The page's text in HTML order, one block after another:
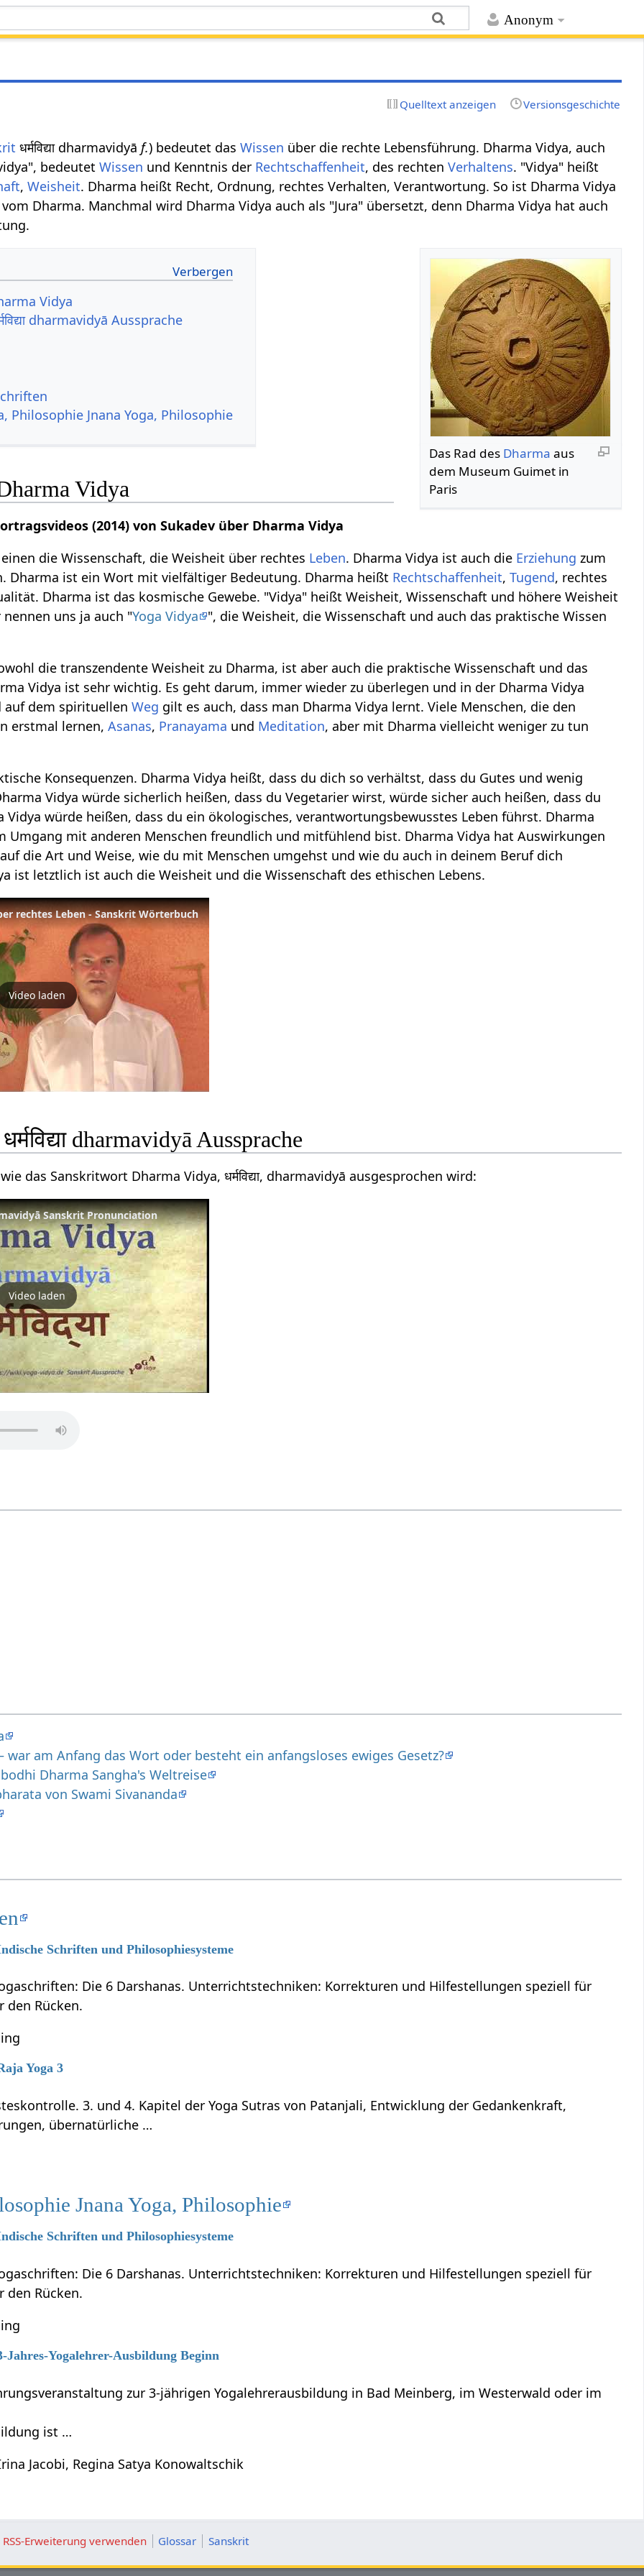
Anonym
Quelltext anzeigen Versionsgeschichte
धर्मविद्या dharmavidyā f.) bedeutet dasWissen über die rechte Lebensführung. Dharma Vidya, auch
bedeutetWissen und Kenntnis der Rechtschaffenheit, des rechtenVerhaltens. "Vidya" heißt
,Weisheit. Dharma heißt Recht, Ordnung, rechtes Verhalten, Verantwortung. So ist Dharma Vidya
Dharma. Manchmal wird Dharma Vidya auch als "Jura" übersetzt, denn Dharma Vidya hat auch
Das Rad des Dharma aus
dem Museum Guimet in
Paris
Vidya
dharmavidyā Aussprache
Philosophie Jnana Yoga, Philosophie
Vidya
(2014) von Sukadev über Dharma Vidya
die Wissenschaft, die Weisheit über rechtes Leben. Dharma Vidya ist auch die Erziehung zum
Dharma ist ein Wort mit vielfältiger Bedeutung. Dharma heißt Rechtschaffenheit,Tugend, rechtes
Dharma ist das kosmische Gewebe. "Vidya" heißt Weisheit, Wissenschaft und höhere Weisheit
uns ja auch "Yoga Vidya ", die Weisheit, die Wissenschaft und auch das praktische Wissen
die transzendente Weisheit zu Dharma, ist aber auch die praktische Wissenschaft und das
Vidya ist sehr wichtig. Es geht darum, immer wieder zu überlegen und in der Dharma Vidya
auf dem spirituellenWeg gilt es auch, dass man Dharma Vidya lernt. Viele Menschen, die den
erstmal lernen,Asanas, Pranayama und Meditation, aber mit Dharma vielleicht weniger zu tun
Konsequenzen. Dharma Vidya heißt, dass du dich so verhältst, dass du Gutes und wenig
Vidya würde sicherlich heißen, dass du Vegetarier wirst, würde sicher auch heißen, dass du
Vidya würde heißen, dass du ein ökologisches, verantwortungsbewusstes Leben führst. Dharma
Umgang mit anderen Menschen freundlich und mitfühlend bist. Dharma Vidya hat Auswirkungen
die Art und Weise, wie du mit Menschen umgehst und wie du auch in deinem Beruf dich
ist letztlich ist auch die Weisheit und die Wissenschaft des ethischen Lebens.
rechtes Leben - Sanskrit Wörterbuch
Video laden
dharmavidyā Aussprache
das Sanskritwort Dharma Vidya, धर्मविद्या, dharmavidyā ausgesprochen wird:
Sanskrit Pronunciation
Video laden
war am Anfang das Wort oder besteht ein anfangsloses ewiges Gesetz?
Dharma Sangha's Weltreise
von Swami Sivananda
Schriften und Philosophiesysteme
Die 6 Darshanas. Unterrichtstechniken: Korrekturen und Hilfestellungen speziell für
den Rücken.
Yoga 3
3. und 4. Kapitel der Yoga Sutras von Patanjali, Entwicklung der Gedankenkraft,
übernatürliche …
Jnana Yoga, Philosophie
Schriften und Philosophiesysteme
Die 6 Darshanas. Unterrichtstechniken: Korrekturen und Hilfestellungen speziell für
den Rücken.
Jahres-Yogalehrer-Ausbildung Beginn
zur 3-jährigen Yogalehrerausbildung in Bad Meinberg, im Westerwald oder im
ist …
Jacobi, Regina Satya Konowaltschik
Erweiterung verwenden Glossar Sanskrit